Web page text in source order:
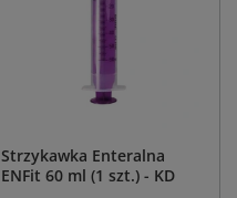
Strzykawka Enteralna
ENFit 60 ml (1 szt.) - KD